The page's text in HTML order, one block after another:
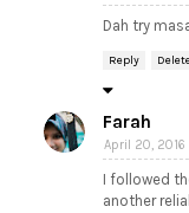
Dah try
Reply
Farah
April 20, 2016
I followed
another